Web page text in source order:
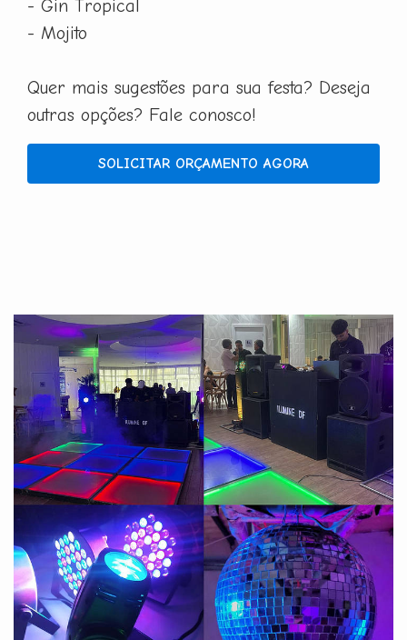
- Gin Tropical
- Mojito
Quer mais sugestões para sua festa? Deseja
outras opções? Fale conosco!
SOLICITAR ORÇAMENTO AGORA